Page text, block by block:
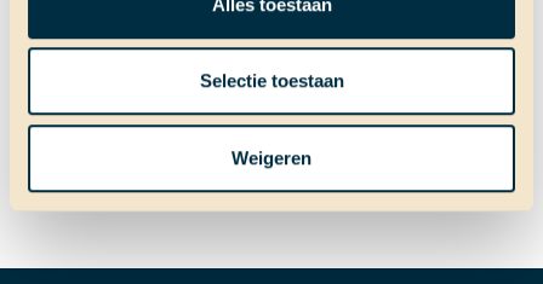
Selectie toestaan
Weigeren
Bericht
navigatie
Het mysterie van de kapotte
dompelpomp
Volgend bericht